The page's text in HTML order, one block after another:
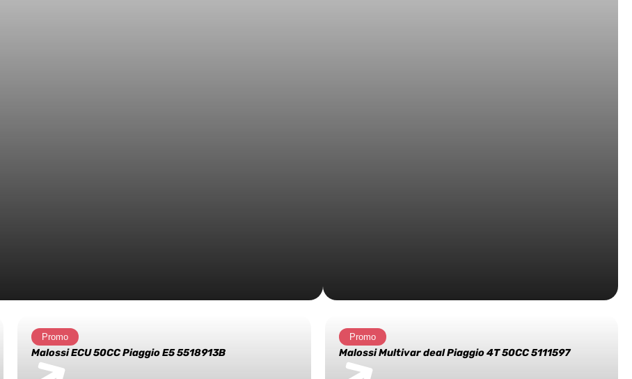
Promo
Malossi ECU 50CC Piaggio E5 5518913B
Promo
Malossi Multivar deal Piaggio 4T 50CC 5111597